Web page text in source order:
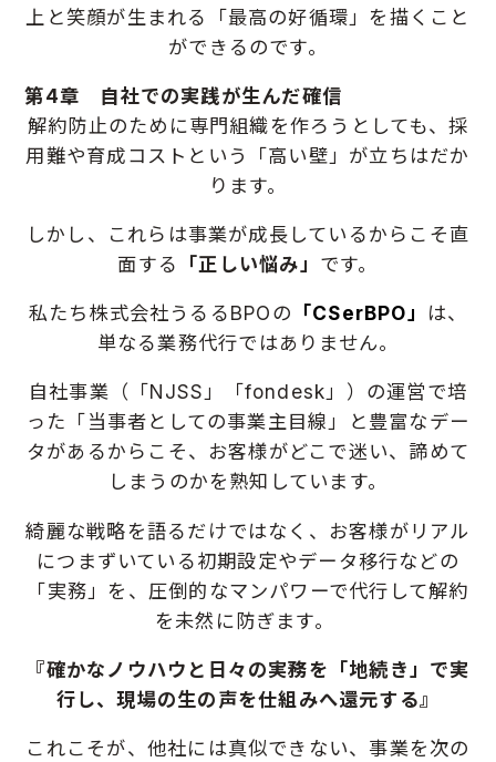
上と笑顔が生まれる「最高の好循環」を描くこと
ができるのです。
第4章 自社での実践が生んだ確信
解約防止のために専門組織を作ろうとしても、 採
用難や育成コストという「高い壁」が立ちはだか
ります。
しかし、これらは事業が成長しているからこそ直
面する
「正しい悩み」 です。
私たち株式会社うるるBPOの 「CSerBPO」 は、
単なる業務代行ではありません。
自社事業（「NJSS」「fondesk」）の運営で培
った「当事者としての事業主目線」と豊富なデー
タがあるからこそ、お客様がどこで迷い、諦めて
しまうのかを熟知しています。
綺麗な戦略を語るだけではなく、 お客様がリアル
につまずいている初期設定やデータ移行などの
「実務」を、 圧倒的なマンパワーで代行して解約
を未然に防ぎます。
『確かなノウハウと日々の実務を「地続き」で実
行し、現場の生の声を仕組みへ還元する』
これこそが、他社には真似できない、事業を次の